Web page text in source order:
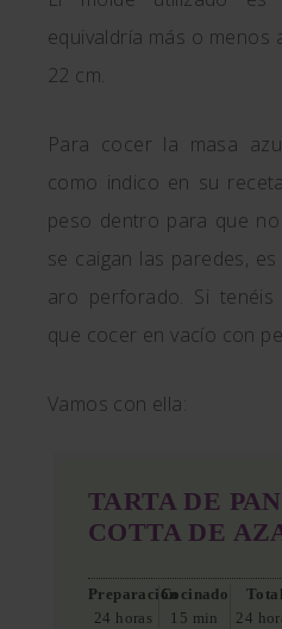
equivaldría más o menos
22 cm.
Para cocer la masa
como indico en su
peso dentro para que
se caigan las paredes,
aro perforado. Si
que cocer en vacío con
Vamos con ella:
TARTA DE
COTTA DE
Preparación
24 horas
Cocinado
15 min
Total
24